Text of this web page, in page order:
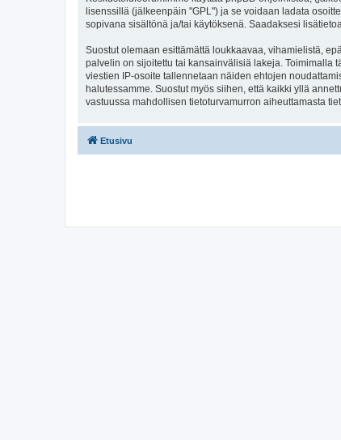
lisenssillä (jälkeenpäin "GPL") ja se voidaan ladata
sopivana sisältönä ja/tai käytöksenä. Saadaksesi
Suostut olemaan esittämättä loukkaavaa, vihamielistä,
palvelin on sijoitettu tai kansainvälisiä lakeja. Toimimalla
viestien IP-osoite tallennetaan näiden ehtojen
halutessamme. Suostut myös siihen, että kaikki yllä
vastuussa mahdollisen tietoturvamurron aiheuttamasta
Etusivu